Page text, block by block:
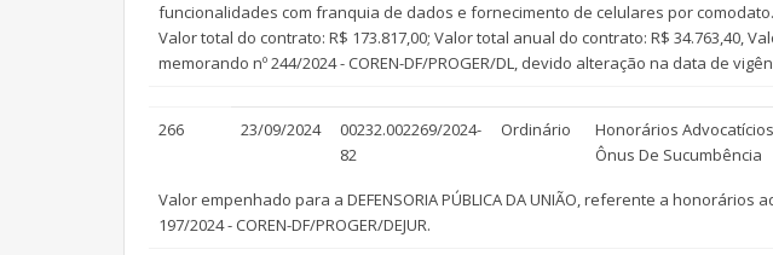
funcionalidades com franquia de dados e fornecimento de celulares por
Valor total do contrato: R$ 173.817,00; Valor total anual do contrato: R$ 34.763,40,
memorando nº 244/2024 - COREN-DF/PROGER/DL, devido alteração na data de
266 23/09/2024
00232.002269/2024-
82
Ordinário
Honorários
Ônus De Sucumbência
Valor empenhado para a DEFENSORIA PÚBLICA DA UNIÃO, referente a
197/2024 - COREN-DF/PROGER/DEJUR.